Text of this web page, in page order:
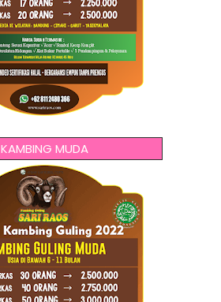
KAMBING MUDA